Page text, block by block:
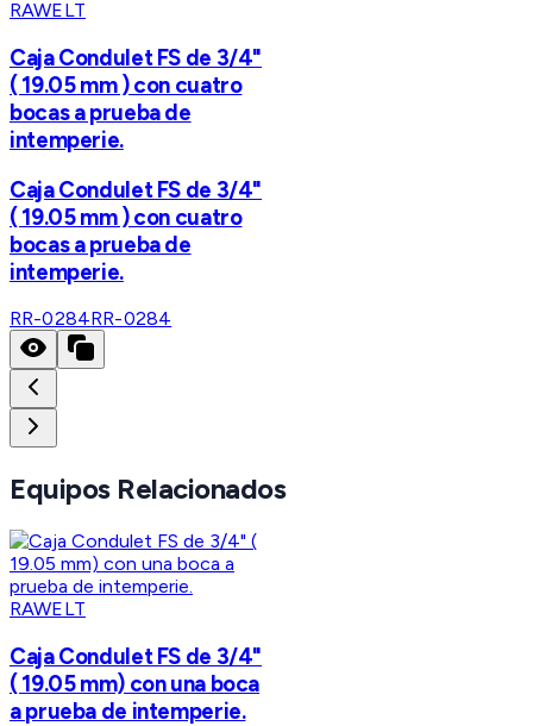
RAWELT
Caja Condulet FS de 3/4"
( 19.05 mm ) con cuatro
bocas a prueba de
intemperie.
Caja Condulet FS de 3/4"
( 19.05 mm ) con cuatro
bocas a prueba de
intemperie.
RR-0284RR-0284
Equipos Relacionados
RAWELT
Caja Condulet FS de 3/4"
( 19.05 mm) con una boca
a prueba de intemperie.